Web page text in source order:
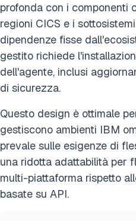
profonda con i componenti
regioni CICS e i
dipendenze fisse
gestito richiede
dell'agente, inclusi
di sicurezza.
Questo design è ottimale
gestiscono ambienti IBM
prevale sulle esigenze di
una ridotta adattabilità per
multi-piattaforma rispetto
basate su API.